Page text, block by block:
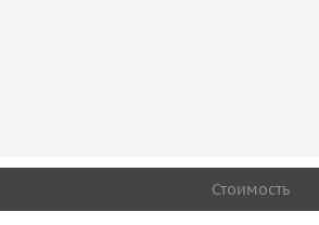
Стоимость